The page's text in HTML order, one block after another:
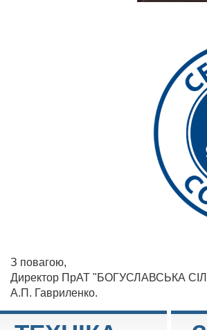
З повагою,
Директор ПрАТ "БОГУСЛАВСЬКА
А.П. Гавриленко.